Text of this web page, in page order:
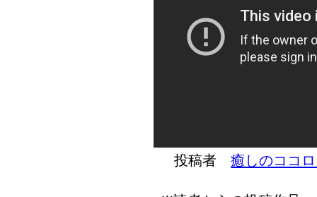
投稿者癒しのココ